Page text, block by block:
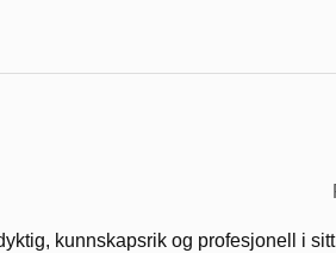
kunnskapsrik og profesjonell i